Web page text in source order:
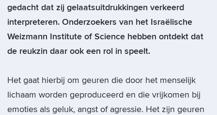
gedacht dat zij gelaatsuitdrukkingen verkeerd
interpreteren. Onderzoekers van het Israëlische
Weizmann Institute of Science hebben ontdekt dat
de reukzin daar ook een rol in speelt.
Het gaat hierbij om geuren die door het menselijk
lichaam worden geproduceerd en die vrijkomen bij
emoties als geluk, angst of agressie. Het zijn geuren